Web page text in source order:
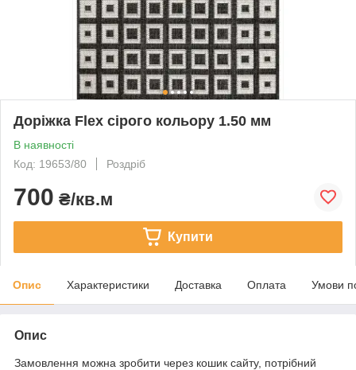
Доріжка Flex сірого кольору 1.50 мм
В наявності
Код: 19653/80
Роздріб
700 ₴/кв.м
Купити
Опис Характеристики Доставка Оплата Умови
Опис
Замовлення можна зробити через кошик сайту, потрібний